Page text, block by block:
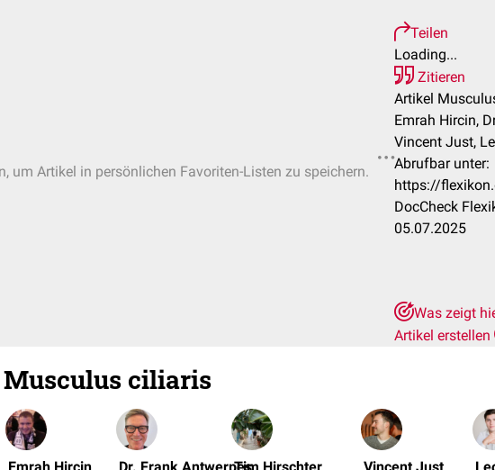
um Artikel in persönlichen Favoriten-Listen zu speichern.
Teilen
Loading...
Zitieren
Artikel
Emrah Hircin,
Vincent Just,
Abrufbar unter:
https://
DocCheck
05.07.2025
Was zeigt
Artikel erstellen
Musculus ciliaris